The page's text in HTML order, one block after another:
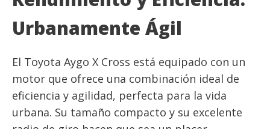
Urbanamente Ágil
El Toyota Aygo X Cross está equipado con un
motor que ofrece una combinación ideal de
eficiencia y agilidad, perfecta para la vida
urbana. Su tamaño compacto y su excelente